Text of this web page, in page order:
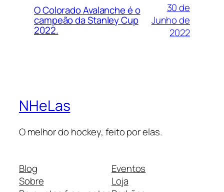
O Colorado Avalanche é o
campeão da Stanley Cup
2022.
30 de
Junho de
2022
NHeLas
O melhor do hockey, feito por elas.
Blog
Sobre
Eventos
Loja